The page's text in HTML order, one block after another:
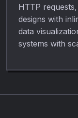
HTTP
designs with
data
systems with